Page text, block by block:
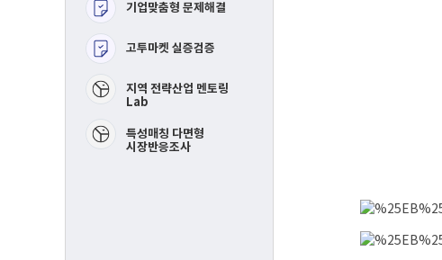
기업맞춤형 문제해결
고투마켓 실증검증
​지역 전략산업 멘토링
Lab
특성매칭 다면형
시장반응조사